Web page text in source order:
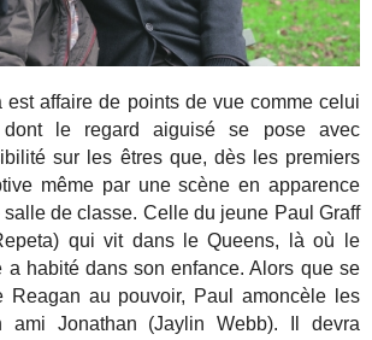
est affaire de points de vue comme celui
le regard aiguisé se pose avec
sur les êtres que, dès les premiers
même par une scène en apparence
de classe. Celle du jeune Paul Graff
qui vit dans le Queens, là où le
a habité dans son enfance. Alors que se
Reagan au pouvoir, Paul amoncèle les
ami Jonathan (Jaylin Webb). Il devra